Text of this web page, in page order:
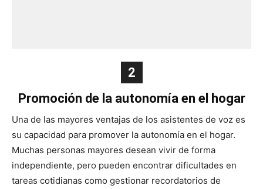
2
Promoción de la autonomía en el hogar
Una de las mayores ventajas de los asistentes de voz es
su capacidad para promover la autonomía en el hogar.
Muchas personas mayores desean vivir de forma
independiente, pero pueden encontrar dificultades en
tareas cotidianas como gestionar recordatorios de